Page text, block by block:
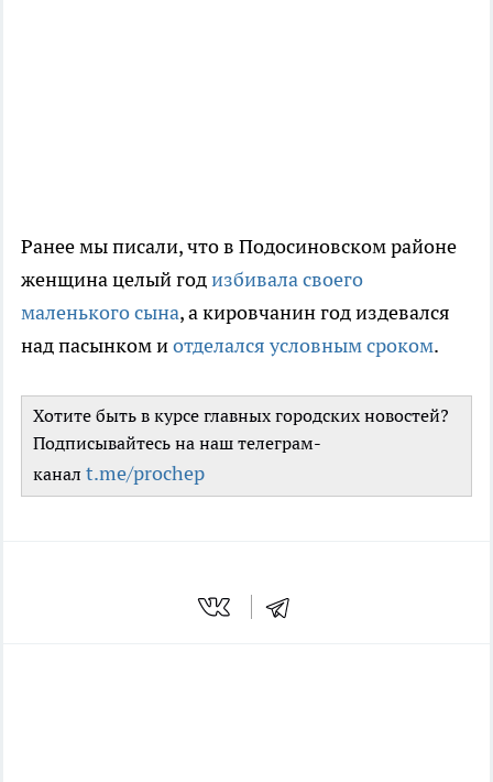
Ранее мы писали, что в Подосиновском районе
женщина целый годизбивала своего
маленького сына, а кировчанин год издевался
над пасынком иотделался условным сроком.
Хотите быть в курсе главных городских новостей?
Подписывайтесь на наш телеграм-
канал t.me/prochep